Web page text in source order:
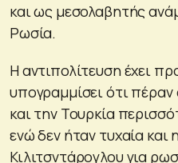
και ως μεσολαβητής
Ρωσία.
Η αντιπολίτευση έχει
υπογραμμίσει ότι
και την Τουρκία
ενώ δεν ήταν τυχαία και
Κιλιτσντάρογλου για